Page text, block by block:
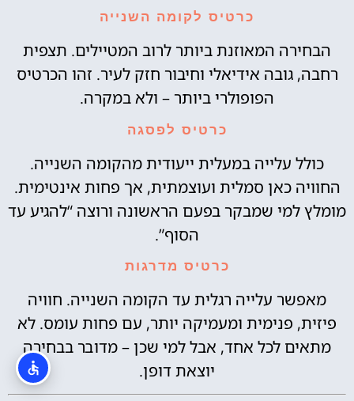
כרטיס לקומה השנייה
הבחירה המאוזנת ביותר לרוב המטיילים. תצפית
רחבה, גובה אידיאלי וחיבור חזק לעיר. זהו הכרטיס
הפופולרי ביותר – ולא במקרה.
כרטיס לפסגה
כולל עלייה במעלית ייעודית מהקומה השנייה.
החוויה כאן סמלית ועוצמתית, אך פחות אינטימית.
מומלץ למי שמבקר בפעם הראשונה ורוצה “להגיע עד
הסוף”.
כרטיס מדרגות
מאפשר עלייה רגלית עד הקומה השנייה. חוויה
פיזית, פנימית ומעמיקה יותר, עם פחות עומס. לא
מתאים לכל אחד, אבל למי שכן – מדובר בבחירה
יוצאת דופן.